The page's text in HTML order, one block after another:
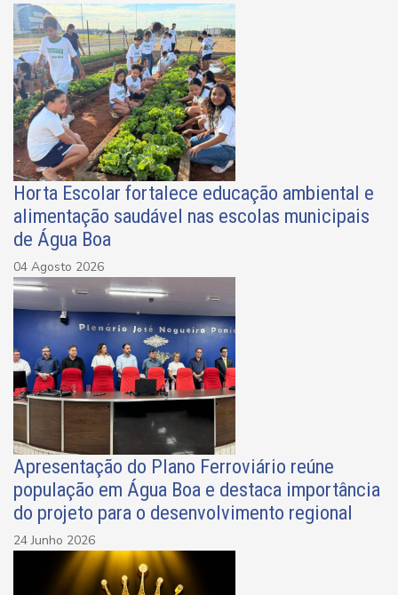
Horta Escolar fortalece educação ambiental e
alimentação saudável nas escolas municipais
de Água Boa
04 Agosto 2026
Apresentação do Plano Ferroviário reúne
população em Água Boa e destaca importância
do projeto para o desenvolvimento regional
24 Junho 2026